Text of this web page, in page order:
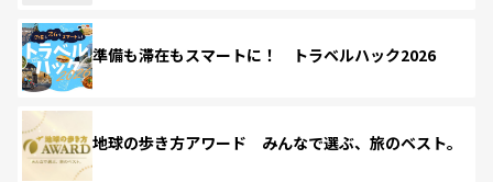
準備も滞在もスマートに！ トラベルハック2026
地球の歩き方アワード みんなで選ぶ、旅のベスト。